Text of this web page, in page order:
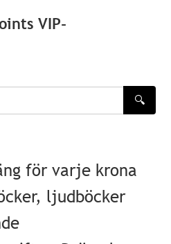
VIP-
🔍
för varje krona
ljudböcker